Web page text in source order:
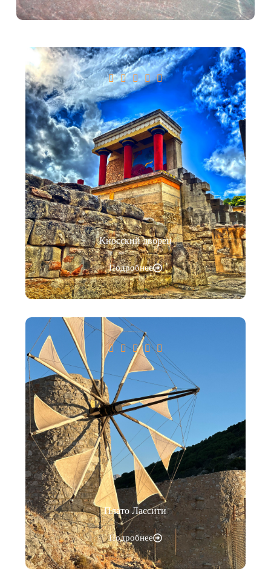
    
Кносский дворец
Подробнее
    
Плато Лассити
Подробнее